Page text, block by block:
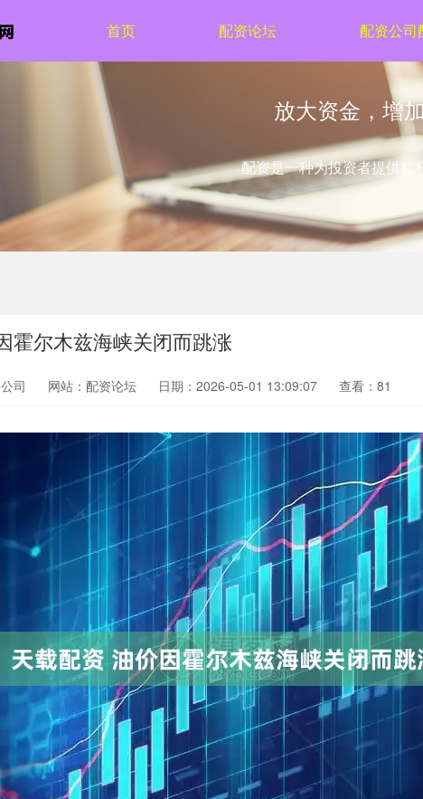
首页 配资论坛 配资公司
放大资金，增
配资是一种为投资者提供杠
霍尔木兹海峡关闭而跳涨
司 网站：配资论坛 日期：2026-05-01 13:09:07 查看：81